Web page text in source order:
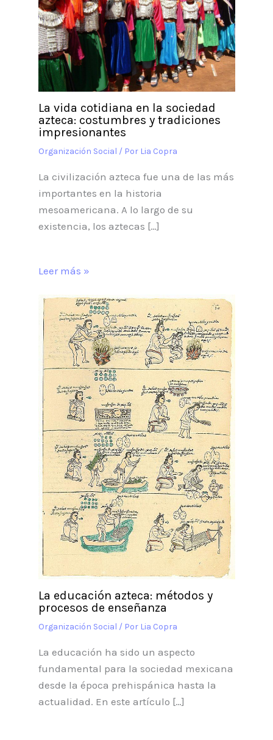
La vida cotidiana en la sociedad
azteca: costumbres y tradiciones
impresionantes
Organización Social / Por Lia Copra
La civilización azteca fue una de las más
importantes en la historia
mesoamericana. A lo largo de su
existencia, los aztecas […]
Leer más »
La educación azteca: métodos y
procesos de enseñanza
Organización Social / Por Lia Copra
La educación ha sido un aspecto
fundamental para la sociedad mexicana
desde la época prehispánica hasta la
actualidad. En este artículo […]